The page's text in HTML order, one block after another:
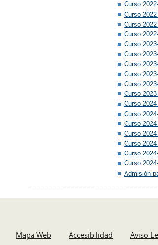
Curso
Curso
Curso
Curso
Curso
Curso
Curso
Curso
Curso
Curso
Curso
Curso
Curso
Curso
Curso
Curso
Curso
Admisión
Mapa Web Accesibilidad Aviso